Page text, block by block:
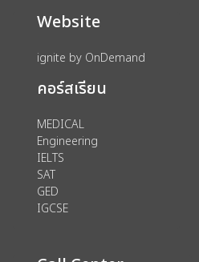
Website
ignite by OnDemand
คอร์สเรียน
MEDICAL
Engineering
IELTS
SAT
GED
IGCSE